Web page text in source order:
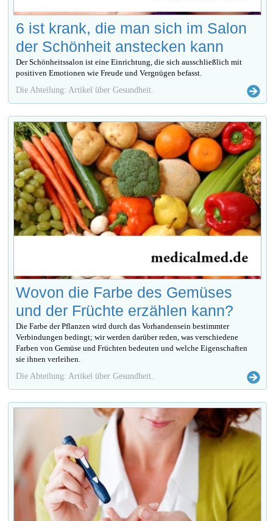
6 ist krank, die man sich im Salon
der Schönheit anstecken kann
Der Schönheitssalon ist eine Einrichtung, die sich ausschließlich mit
positiven Emotionen wie Freude und Vergnügen befasst.
Die Abteilung: Artikel über Gesundheit.
Wovon die Farbe des Gemüses
und der Früchte erzählen kann?
Die Farbe der Pflanzen wird durch das Vorhandensein bestimmter
Verbindungen bedingt; wir werden darüber reden, was verschiedene
Farben von Gemüse und Früchten bedeuten und welche Eigenschaften
sie ihnen verleihen.
Die Abteilung: Artikel über Gesundheit.